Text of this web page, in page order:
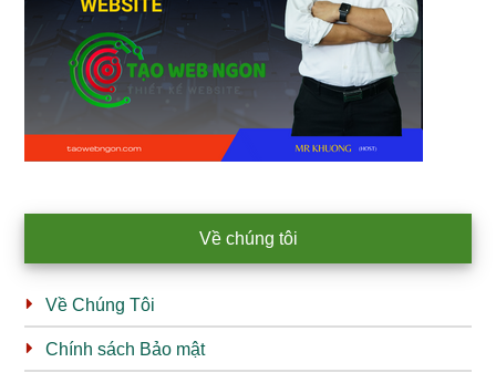
Về chúng tôi
Về Chúng Tôi
Chính sách Bảo mật